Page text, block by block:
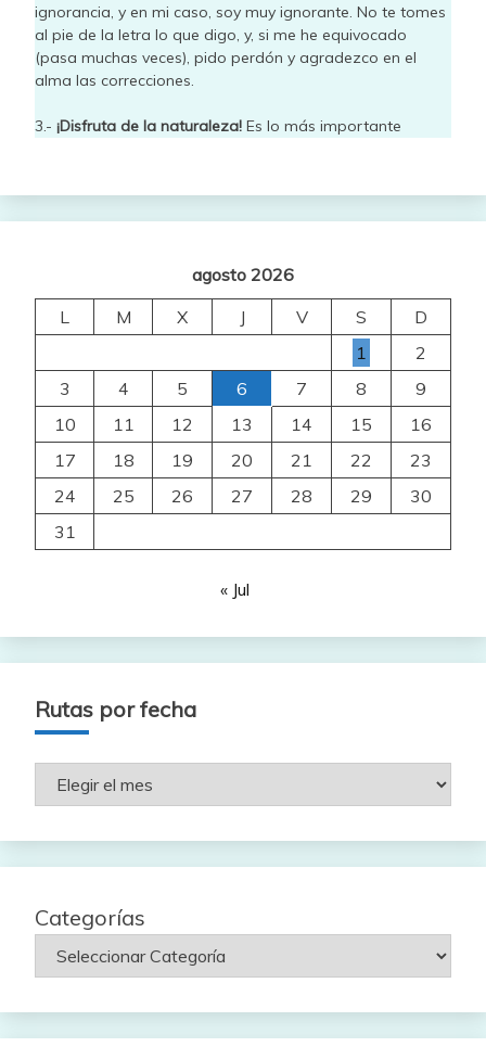
ignorancia, y en mi caso, soy muy ignorante. No te tomes
al pie de la letra lo que digo, y, si me he equivocado
(pasa muchas veces), pido perdón y agradezco en el
alma las correcciones.
3.- ¡Disfruta de la naturaleza! Es lo más importante
agosto 2026
L
M X J V S
D
1
2
3
4 5 6 7 8
9
10
11 12 13 14 15
16
17
18 19 20 21 22
23
24
25 26 27 28 29
30
31
« Jul
Rutas por fecha
Rutas
Categorías